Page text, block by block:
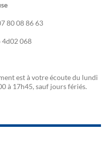
80 08 86 63
4d02 068
est à votre écoute du lundi
à 17h45, sauf jours fériés.